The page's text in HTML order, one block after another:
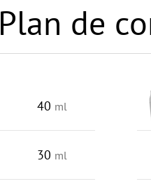
Plan de
40 ml
30 ml